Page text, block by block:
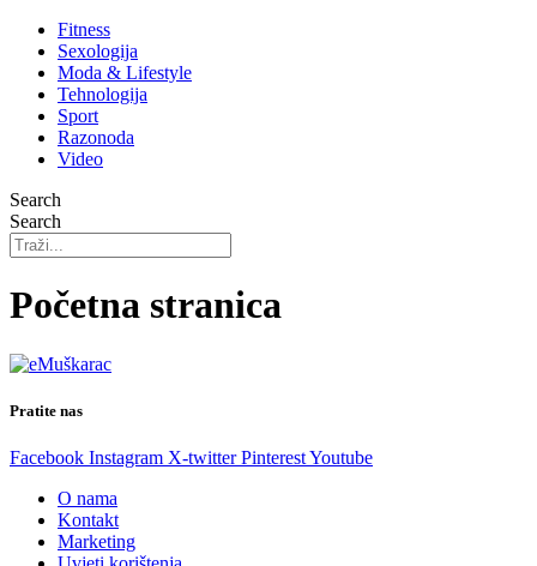
Fitness
Sexologija
Moda & Lifestyle
Tehnologija
Sport
Razonoda
Video
Search
Search
Početna stranica
Pratite nas
Facebook Instagram X-twitter PinterestYoutube
O nama
Kontakt
Marketing